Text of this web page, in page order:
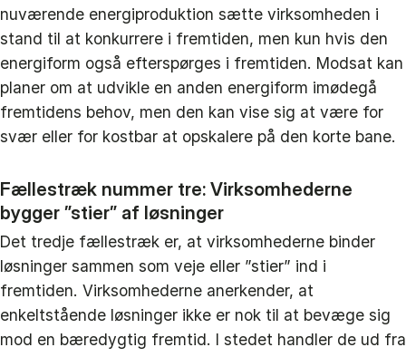
nuværende energiproduktion sætte virksomheden i
stand til at konkurrere i fremtiden, men kun hvis den
energiform også efterspørges i fremtiden. Modsat kan
planer om at udvikle en anden energiform imødegå
fremtidens behov, men den kan vise sig at være for
svær eller for kostbar at opskalere på den korte bane.
Fællestræk nummer tre: Virksomhederne
bygger ”stier” af løsninger
Det tredje fællestræk er, at virksomhederne binder
løsninger sammen som veje eller ”stier” ind i
fremtiden. Virksomhederne anerkender, at
enkeltstående løsninger ikke er nok til at bevæge sig
mod en bæredygtig fremtid. I stedet handler de ud fra